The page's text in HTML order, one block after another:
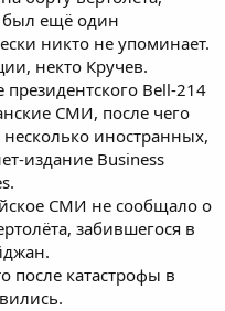
был ещё один
никто не упоминает.
некто Кручев.
Bell-214
СМИ, после чего
иностранных,
издание Business
СМИ не сообщало о
забившегося в
после катастрофы в